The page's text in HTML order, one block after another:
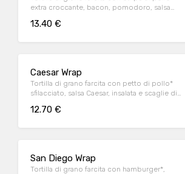
extra croccante, bacon, pomodoro, salsa
patate* Fries e salsa OWW
13.40 €
Caesar Wrap
Tortilla di grano farcita con petto di pollo*
sfilacciato, salsa Caesar, insalata e scaglie di
patate* Fries e salsa OWW
12.70 €
San Diego Wrap
Tortilla di grano farcita con hamburger*,